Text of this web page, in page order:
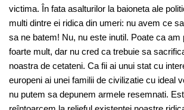
victima. În fata asalturilor la baioneta ale
multi dintre ei ridica din umeri: nu avem ce
sa ne batem! Nu, nu este inutil. Poate ca am
foarte mult, dar nu cred ca trebuie sa
noastra de cetateni. Ca fii ai unui stat cu
europeni ai unei familii de civilizatie cu ideal
nu putem sa depunem armele resemnati.